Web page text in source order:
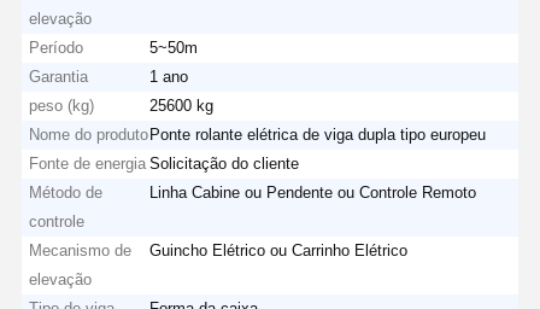
Todos Os
Rodas de guindastes
Cilindro de corda do fio
Carro de Extremidade
elevação
Período
5~50m
Garantia
1 ano
peso (kg)
25600 kg
Nome do produto Ponte rolante elétrica de viga dupla tipo europeu
Fonte de energia Solicitação do cliente
Método de
controle
Linha Cabine ou Pendente ou Controle Remoto
Mecanismo de
elevação
Guincho Elétrico ou Carrinho Elétrico